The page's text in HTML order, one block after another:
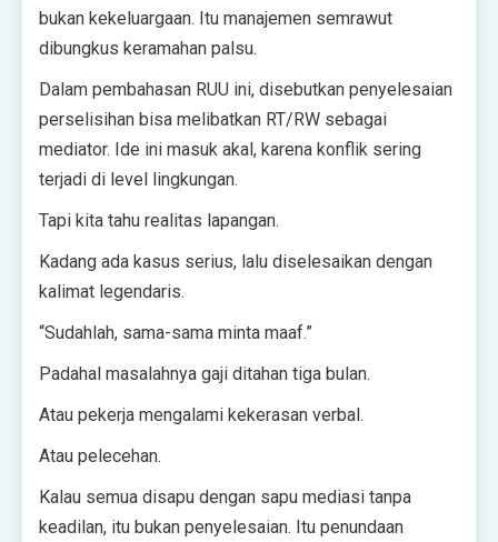
bukan kekeluargaan. Itu manajemen semrawut
dibungkus keramahan palsu.
Dalam pembahasan RUU ini, disebutkan penyelesaian
perselisihan bisa melibatkan RT/RW sebagai
mediator. Ide ini masuk akal, karena konflik sering
terjadi di level lingkungan.
Tapi kita tahu realitas lapangan.
Kadang ada kasus serius, lalu diselesaikan dengan
kalimat legendaris.
“Sudahlah, sama-sama minta maaf.”
Padahal masalahnya gaji ditahan tiga bulan.
Atau pekerja mengalami kekerasan verbal.
Atau pelecehan.
Kalau semua disapu dengan sapu mediasi tanpa
keadilan, itu bukan penyelesaian. Itu penundaan